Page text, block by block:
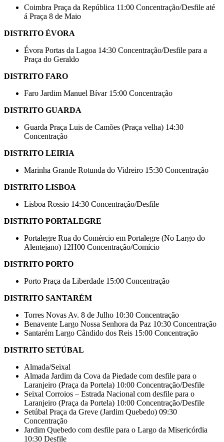
Coimbra Praça da República 11:00 Concentração/Desfile até
á Praça 8 de Maio
DISTRITO ÉVORA
Évora Portas da Lagoa 14:30 Concentração/Desfile para a
Praça do Geraldo
DISTRITO FARO
Faro Jardim Manuel Bívar 15:00 Concentração
DISTRITO GUARDA
Guarda Praça Luis de Camões (Praça velha) 14:30
Concentração
DISTRITO LEIRIA
Marinha Grande Rotunda do Vidreiro 15:30 Concentração
DISTRITO LISBOA
Lisboa Rossio 14:30 Concentração/Desfile
DISTRITO PORTALEGRE
Portalegre Rua do Comércio em Portalegre (No Largo do
Alentejano) 12H00 Concentração/Comício
DISTRITO PORTO
Porto Praça da Liberdade 15:00 Concentração
DISTRITO SANTARÉM
Torres Novas Av. 8 de Julho 10:30 Concentração
Benavente Largo Nossa Senhora da Paz 10:30 Concentração
Santarém Largo Cândido dos Reis 15:00 Concentração
DISTRITO SETÚBAL
Almada/Seixal
Almada Jardim da Cova da Piedade com desfile para o
Laranjeiro (Praça da Portela) 10:00 Concentração/Desfile
Seixal Corroios – Estrada Nacional com desfile para o
Laranjeiro (Praça da Portela) 10:00 Concentração/Desfile
Setúbal Praça da Greve (Jardim Quebedo) 09:30
Concentração
Jardim Quebedo com desfile para o Largo da Misericórdia
10:30 Desfile